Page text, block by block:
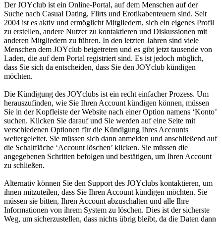
Der JOYclub ist ein Online-Portal, auf dem Menschen auf der
Suche nach Casual Dating, Flirts und Erotikabenteuern sind. Seit
2004 ist es aktiv und ermöglicht Mitgliedern, sich ein eigenes Profil
zu erstellen, andere Nutzer zu kontaktieren und Diskussionen mit
anderen Mitgliedern zu führen. In den letzten Jahren sind viele
Menschen dem JOYclub beigetreten und es gibt jetzt tausende von
Laden, die auf dem Portal registriert sind. Es ist jedoch möglich,
dass Sie sich da entscheiden, dass Sie den JOYclub kündigen
möchten.
Die Kündigung des JOYclubs ist ein recht einfacher Prozess. Um
herauszufinden, wie Sie Ihren Account kündigen können, müssen
Sie in der Kopfleiste der Website nach einer Option namens ‘Konto’
suchen. Klicken Sie darauf und Sie werden auf eine Seite mit
verschiedenen Optionen für die Kündigung Ihres Accounts
weitergeleitet. Sie müssen sich dann anmelden und anschließend auf
die Schaltfläche ‘Account löschen’ klicken. Sie müssen die
angegebenen Schritten befolgen und bestätigen, um Ihren Account
zu schließen.
Alternativ können Sie den Support des JOYclubs kontaktieren, um
ihnen mitzuteilen, dass Sie Ihren Account kündigen möchten. Sie
müssen sie bitten, Ihren Account abzuschalten und alle Ihre
Informationen von ihrem System zu löschen. Dies ist der sicherste
Weg, um sicherzustellen, dass nichts übrig bleibt, da die Daten dann